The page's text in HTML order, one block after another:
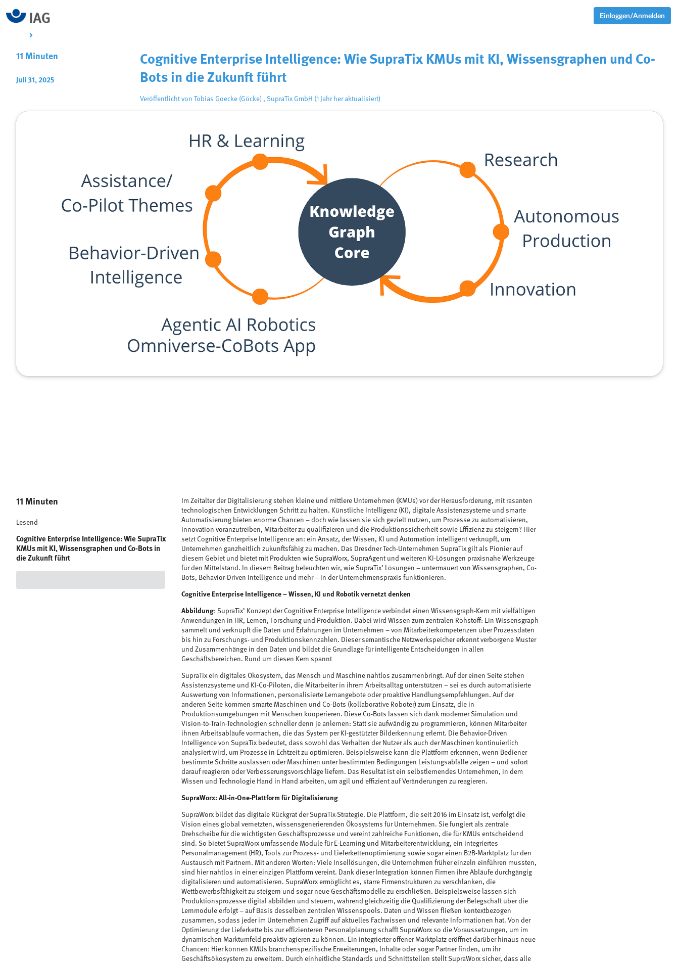
Einloggen/Anmelden
11 Minuten
Juli 31, 2025
Cognitive Enterprise Intelligence: Wie SupraTix KMUs mit KI, Wissensgraphen und Co-
Bots in die Zukunft führt
Veröffentlicht von Tobias Goecke (Göcke) , SupraTix GmbH (1 Jahr her aktualisiert)
11 Minuten
Lesend
Cognitive Enterprise Intelligence: Wie SupraTix
KMUs mit KI, Wissensgraphen und Co-Bots in
die Zukunft führt
Im Zeitalter der Digitalisierung stehen kleine und mittlere Unternehmen (KMUs) vor der Herausforderung, mit rasanten
technologischen Entwicklungen Schritt zu halten. Künstliche Intelligenz (KI), digitale Assistenzsysteme und smarte
Automatisierung bieten enorme Chancen – doch wie lassen sie sich gezielt nutzen, um Prozesse zu automatisieren,
Innovation voranzutreiben, Mitarbeiter zu qualifizieren und die Produktionssicherheit sowie Effizienz zu steigern? Hier
setzt Cognitive Enterprise Intelligence an: ein Ansatz, der Wissen, KI und Automation intelligent verknüpft, um
Unternehmen ganzheitlich zukunftsfähig zu machen. Das Dresdner Tech-Unternehmen SupraTix gilt als Pionier auf
diesem Gebiet und bietet mit Produkten wie SupraWorx, SupraAgent und weiteren KI-Lösungen praxisnahe Werkzeuge
für den Mittelstand. In diesem Beitrag beleuchten wir, wie SupraTix’ Lösungen – untermauert von Wissensgraphen, Co-
Bots, Behavior-Driven Intelligence und mehr – in der Unternehmenspraxis funktionieren.
Cognitive Enterprise Intelligence – Wissen, KI und Robotik vernetzt denken
Abbildung: SupraTix’ Konzept der Cognitive Enterprise Intelligence verbindet einen Wissensgraph-Kern mit vielfältigen
Anwendungen in HR, Lernen, Forschung und Produktion. Dabei wird Wissen zum zentralen Rohstoff: Ein Wissensgraph
sammelt und verknüpft die Daten und Erfahrungen im Unternehmen – von Mitarbeiterkompetenzen über Prozessdaten
bis hin zu Forschungs- und Produktionskennzahlen. Dieser semantische Netzwerkspeicher erkennt verborgene Muster
und Zusammenhänge in den Daten und bildet die Grundlage für intelligente Entscheidungen in allen
Geschäftsbereichen. Rund um diesen Kern spannt
SupraTix ein digitales Ökosystem, das Mensch und Maschine nahtlos zusammenbringt. Auf der einen Seite stehen
Assistenzsysteme und KI-Co-Piloten, die Mitarbeiter in ihrem Arbeitsalltag unterstützen – sei es durch automatisierte
Auswertung von Informationen, personalisierte Lernangebote oder proaktive Handlungsempfehlungen. Auf der
anderen Seite kommen smarte Maschinen und Co-Bots (kollaborative Roboter) zum Einsatz, die in
Produktionsumgebungen mit Menschen kooperieren. Diese Co-Bots lassen sich dank moderner Simulation und
Vision-to-Train-Technologien schneller denn je anlernen: Statt sie aufwändig zu programmieren, können Mitarbeiter
ihnen Arbeitsabläufe vormachen, die das System per KI-gestützter Bilderkennung erlernt. Die Behavior-Driven
Intelligence von SupraTix bedeutet, dass sowohl das Verhalten der Nutzer als auch der Maschinen kontinuierlich
analysiert wird, um Prozesse in Echtzeit zu optimieren. Beispielsweise kann die Plattform erkennen, wenn Bediener
bestimmte Schritte auslassen oder Maschinen unter bestimmten Bedingungen Leistungsabfälle zeigen – und sofort
darauf reagieren oder Verbesserungsvorschläge liefern. Das Resultat ist ein selbstlernendes Unternehmen, in dem
Wissen und Technologie Hand in Hand arbeiten, um agil und effizient auf Veränderungen zu reagieren.
SupraWorx: All-in-One-Plattform für Digitalisierung
SupraWorx bildet das digitale Rückgrat der SupraTix-Strategie. Die Plattform, die seit 2016 im Einsatz ist, verfolgt die
Vision eines global vernetzten, wissensgenerierenden Ökosystems für Unternehmen. Sie fungiert als zentrale
Drehscheibe für die wichtigsten Geschäftsprozesse und vereint zahlreiche Funktionen, die für KMUs entscheidend
sind. So bietet SupraWorx umfassende Module für E-Learning und Mitarbeiterentwicklung, ein integriertes
Personalmanagement (HR), Tools zur Prozess- und Lieferkettenoptimierung sowie sogar einen B2B-Marktplatz für den
Austausch mit Partnern. Mit anderen Worten: Viele Insellösungen, die Unternehmen früher einzeln einführen mussten,
sind hier nahtlos in einer einzigen Plattform vereint. Dank dieser Integration können Firmen ihre Abläufe durchgängig
digitalisieren und automatisieren. SupraWorx ermöglicht es, starre Firmenstrukturen zu verschlanken, die
Wettbewerbsfähigkeit zu steigern und sogar neue Geschäftsmodelle zu erschließen. Beispielsweise lassen sich
Produktionsprozesse digital abbilden und steuern, während gleichzeitig die Qualifizierung der Belegschaft über die
Lernmodule erfolgt – auf Basis desselben zentralen Wissenspools. Daten und Wissen fließen kontextbezogen
zusammen, sodass jeder im Unternehmen Zugriff auf aktuelles Fachwissen und relevante Informationen hat. Von der
Optimierung der Lieferkette bis zur effizienteren Personalplanung schafft SupraWorx so die Voraussetzungen, um im
dynamischen Marktumfeld proaktiv agieren zu können. Ein integrierter offener Marktplatz eröffnet darüber hinaus neue
Chancen: Hier können KMUs branchenspezifische Erweiterungen, Inhalte oder sogar Partner finden, um ihr
Geschäftsökosystem zu erweitern. Durch einheitliche Standards und Schnittstellen stellt SupraWorx sicher, dass alle